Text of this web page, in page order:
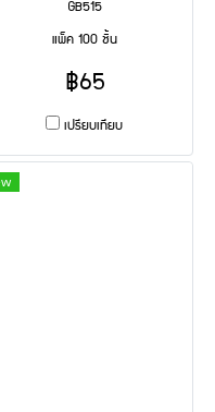
GB515
แพ็ค 100 ชิ้น
฿65
เปรียบเทียบ